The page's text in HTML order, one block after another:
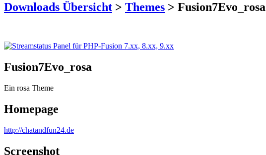
Downloads Übersicht > Themes > Fusion7Evo_rosa
Fusion7Evo_rosa
Ein rosa Theme
Homepage
http://chatandfun24.de
Screenshot